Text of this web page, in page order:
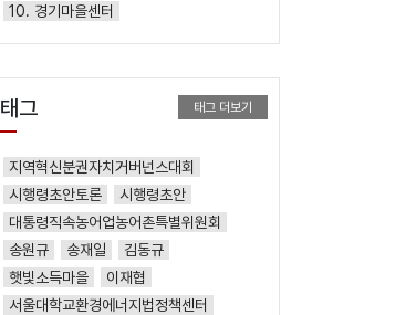
10. 경기마을센터
태그 태그 더보기
지역혁신분권자치거버넌스대회
시행령초안토론
시행령초안
대통령직속농어업농어촌특별위원회
송원규
송재일
김동규
햇빛소득마을
이재협
서울대학교환경에너지법정책센터